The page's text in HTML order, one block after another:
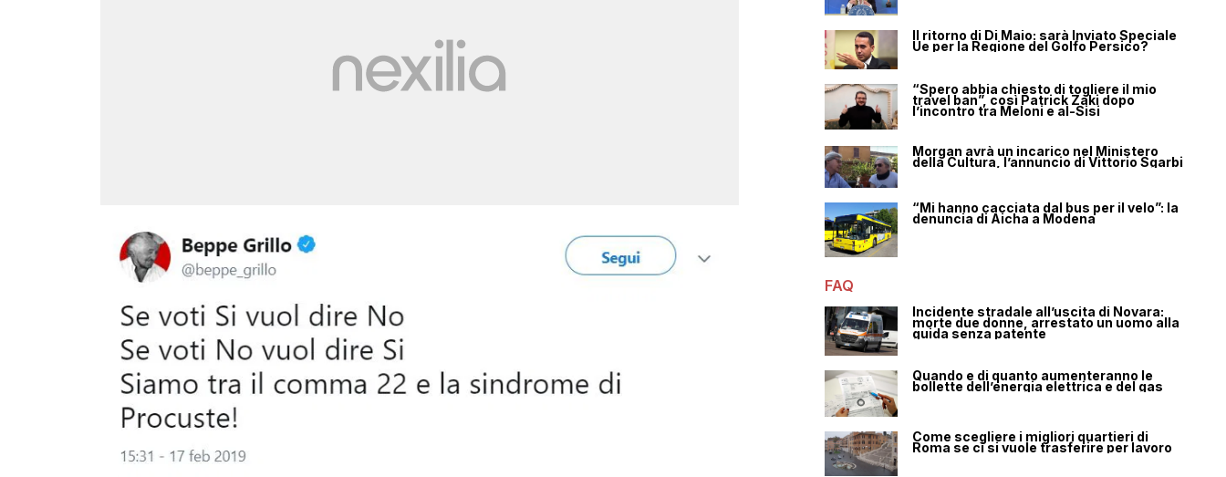
Il ritorno di Di Maio: sarà Inviato Speciale
Ue per la Regione del Golfo Persico?
“Spero abbia chiesto di togliere il mio
travel ban”, così Patrick Zaki dopo
l’incontro tra Meloni e al-Sisi
Morgan avrà un incarico nel Ministero
della Cultura, l’annuncio di Vittorio Sgarbi
“Mi hanno cacciata dal bus per il velo”: la
denuncia di Aicha a Modena
FAQ
Incidente stradale all’uscita di Novara:
morte due donne, arrestato un uomo alla
guida senza patente
Quando e di quanto aumenteranno le
bollette dell’energia elettrica e del gas
Come scegliere i migliori quartieri di
Roma se ci si vuole trasferire per lavoro